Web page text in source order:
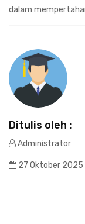
dalam
Ditulis oleh :
Administrator
27 Oktober 2025